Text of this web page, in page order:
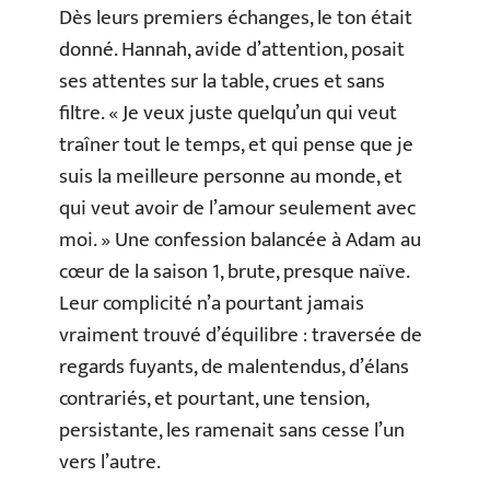
Dès leurs premiers échanges, le ton était
donné. Hannah, avide d’attention, posait
ses attentes sur la table, crues et sans
filtre. « Je veux juste quelqu’un qui veut
traîner tout le temps, et qui pense que je
suis la meilleure personne au monde, et
qui veut avoir de l’amour seulement avec
moi. » Une confession balancée à Adam au
cœur de la saison 1, brute, presque naïve.
Leur complicité n’a pourtant jamais
vraiment trouvé d’équilibre : traversée de
regards fuyants, de malentendus, d’élans
contrariés, et pourtant, une tension,
persistante, les ramenait sans cesse l’un
vers l’autre.